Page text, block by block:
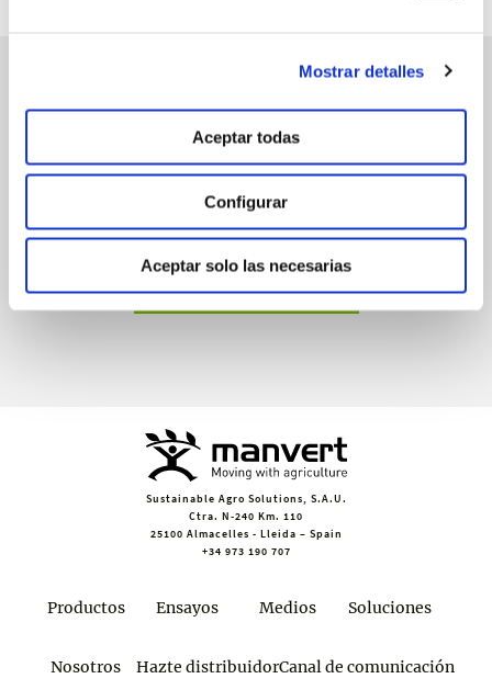
Mostrar detalles
Aceptar todas
Configurar
Aceptar solo las necesarias
manvert
croptology
Recibe invitaciones exclusivas a jornadas de formación y
webinars, asesoramiento técnico y nuestra newsletter.
Únete a croptology
Sustainable Agro Solutions, S.A.U.
Ctra. N-240 Km. 110
25100 Almacelles - Lleida – Spain
+34 973 190 707
Productos Ensayos Medios Soluciones
Nosotros Hazte distribuidorCanal de comunicación